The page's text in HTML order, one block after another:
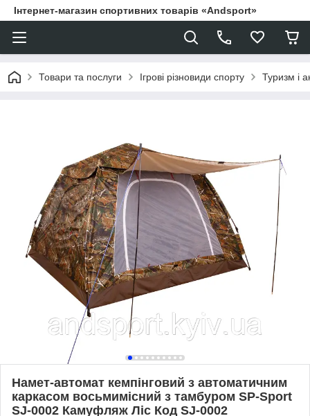
Інтернет-магазин спортивних товарів «Andsport»
Товари та послуги Ігрові різновиди спорту Туризм і
Намет-автомат кемпінговий з автоматичним
каркасом восьмимісний з тамбуром SP-Sport
SJ-0002 Камуфляж Ліс Код SJ-0002